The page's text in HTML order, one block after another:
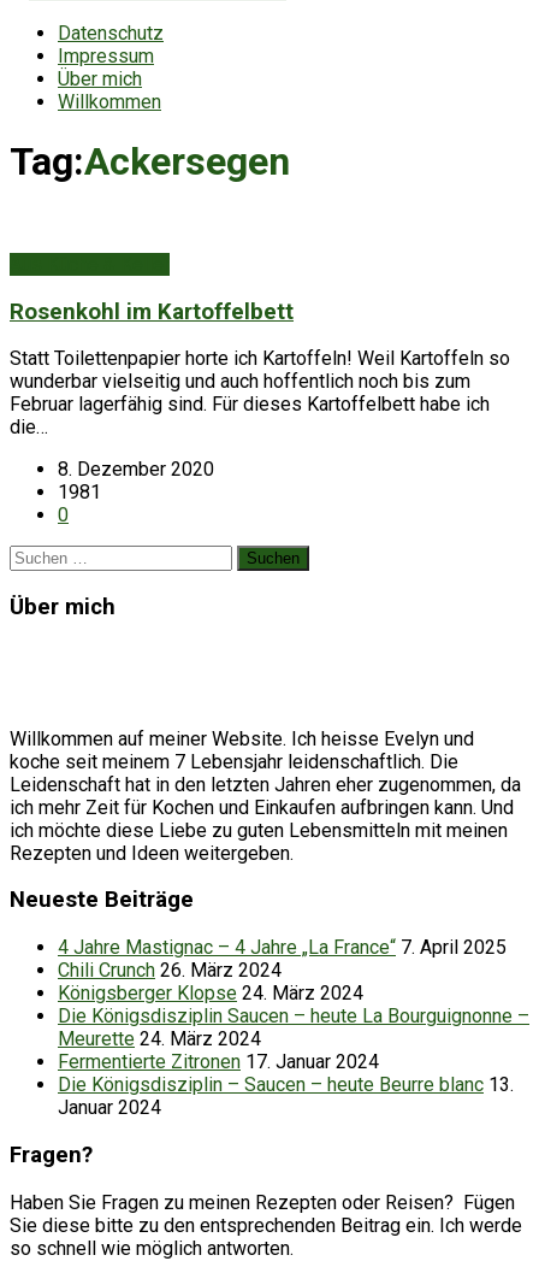
Datenschutz
Impressum
Über mich
Willkommen
Tag:Ackersegen
Rosenkohl im Kartoffelbett
Statt Toilettenpapier horte ich Kartoffeln! Weil Kartoffeln so
wunderbar vielseitig und auch hoffentlich noch bis zum
Februar lagerfähig sind. Für dieses Kartoffelbett habe ich
die…
8. Dezember 2020
1981
0
Suchen
Über mich
Willkommen auf meiner Website. Ich heisse Evelyn und
koche seit meinem 7 Lebensjahr leidenschaftlich. Die
Leidenschaft hat in den letzten Jahren eher zugenommen, da
ich mehr Zeit für Kochen und Einkaufen aufbringen kann. Und
ich möchte diese Liebe zu guten Lebensmitteln mit meinen
Rezepten und Ideen weitergeben.
Neueste Beiträge
4 Jahre Mastignac – 4 Jahre „La France“ 7. April 2025
Chili Crunch 26. März 2024
Königsberger Klopse 24. März 2024
Die Königsdisziplin Saucen – heute La Bourguignonne –
Meurette 24. März 2024
Fermentierte Zitronen 17. Januar 2024
Die Königsdisziplin – Saucen – heute Beurre blanc 13.
Januar 2024
Fragen?
Haben Sie Fragen zu meinen Rezepten oder Reisen? Fügen
Sie diese bitte zu den entsprechenden Beitrag ein. Ich werde
so schnell wie möglich antworten.